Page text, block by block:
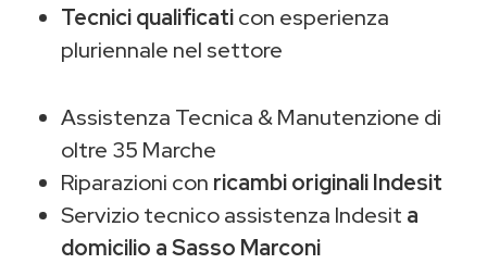
Tecnici qualificaticon esperienza
pluriennale nel settore
Assistenza Tecnica & Manutenzione di
oltre 35 Marche
Riparazioni con ricambi originali Indesit
Servizio tecnico assistenza Indesit a
domicilio a Sasso Marconi